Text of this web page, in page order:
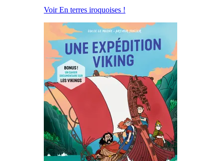
Voir En terres iroquoises !